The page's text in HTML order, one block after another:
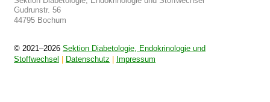
Gudrunstr. 56
44795 Bochum
© 2021–2026 Sektion Diabetologie, Endokrinologie und
Stoffwechsel
Datenschutz Impressum